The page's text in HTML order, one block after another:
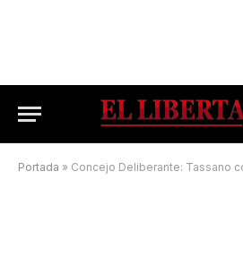
Portada » Concejo Deliberante: Tassano convocó a sesiones